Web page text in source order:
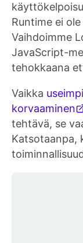
Runtime ei
Vaihdoimme
JavaScript-
tehokkaana
Vaikka
korvaaminen
tehtävä, se
Katsotaanpa,